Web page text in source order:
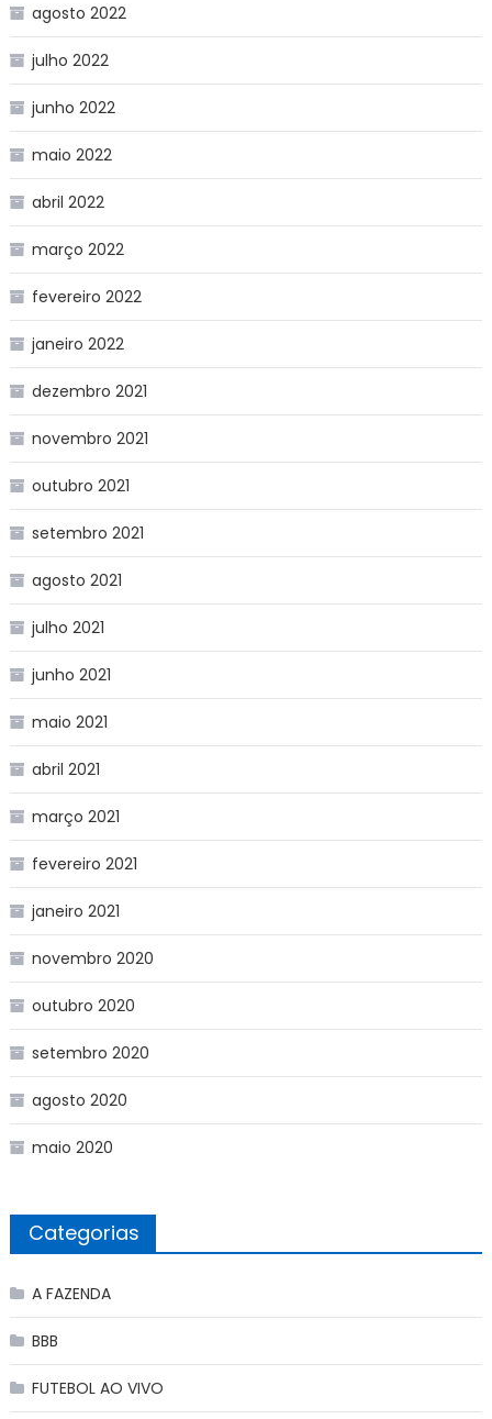
agosto 2022
julho 2022
junho 2022
maio 2022
abril 2022
março 2022
fevereiro 2022
janeiro 2022
dezembro 2021
novembro 2021
outubro 2021
setembro 2021
agosto 2021
julho 2021
junho 2021
maio 2021
abril 2021
março 2021
fevereiro 2021
janeiro 2021
novembro 2020
outubro 2020
setembro 2020
agosto 2020
maio 2020
Categorias
A FAZENDA
BBB
FUTEBOL AO VIVO